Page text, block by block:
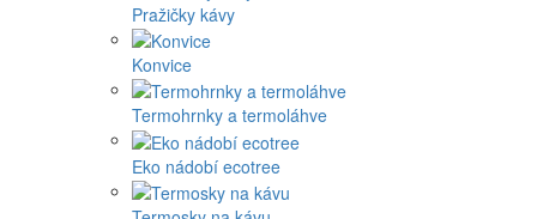
Pražičky kávy
Konvice
Termohrnky a termoláhve
Eko nádobí ecotree